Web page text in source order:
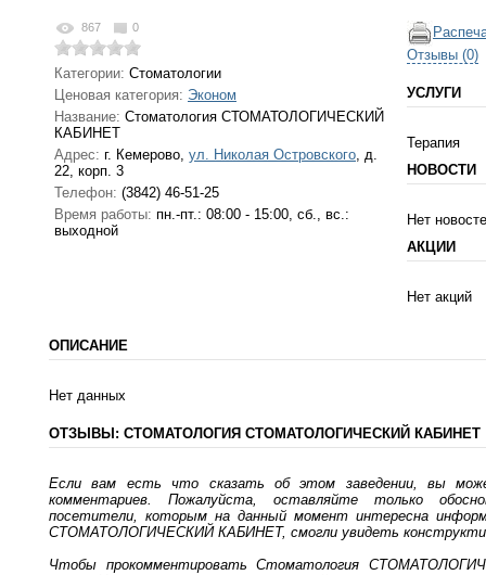
867 0
Категории: Стоматологии
Ценовая категория: Эконом
Название: Стоматология СТОМАТОЛОГИЧЕСКИЙ
КАБИНЕТ
Адрес: г. Кемерово, ул. Николая Островского, д.
22, корп. 3
Телефон: (3842) 46-51-25
Время работы: пн.-пт.: 08:00 - 15:00, сб., вс.:
выходной
Отзывы (0)
УСЛУГИ
Терапия
НОВОСТИ
Нет
АКЦИИ
Нет акций
ОПИСАНИЕ
Нет данных
ОТЗЫВЫ: СТОМАТОЛОГИЯ СТОМАТОЛОГИЧЕСКИЙ КАБИНЕТ
Если вам есть что сказать об этом заведении, вы
комментариев. Пожалуйста, оставляйте только
посетители, которым на данный момент интересна
СТОМАТОЛОГИЧЕСКИЙ КАБИНЕТ, смогли увидеть
Чтобы прокомментировать Стоматология